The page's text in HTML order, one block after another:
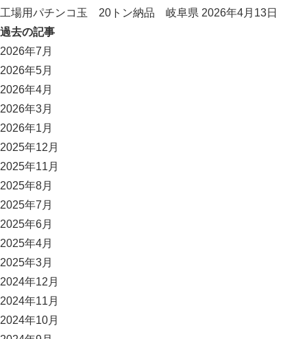
工場用パチンコ玉 20トン納品 岐阜県 2026年4月13日
過去の記事
2026年7月
2026年5月
2026年4月
2026年3月
2026年1月
2025年12月
2025年11月
2025年8月
2025年7月
2025年6月
2025年4月
2025年3月
2024年12月
2024年11月
2024年10月